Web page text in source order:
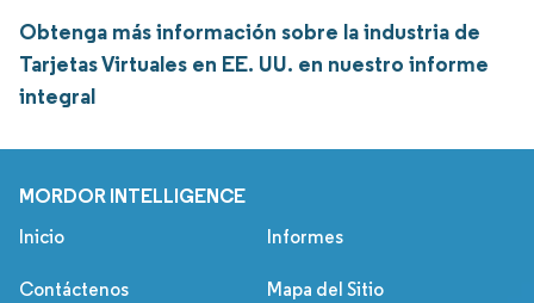
Obtenga más información sobre la industria de
Tarjetas Virtuales en EE. UU. en nuestro informe
integral
MORDOR INTELLIGENCE
Inicio Informes
Contáctenos Mapa del Sitio